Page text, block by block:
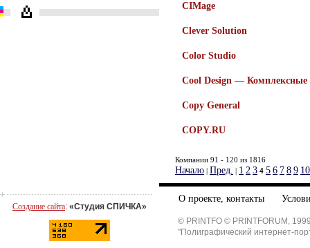
Создание сайта: «Студия СПИЧКА»
CIMage
Clever Solution
Color Studio
Cool Design —
Copy General
COPY.RU
Компании 91 - 120 из 1816
Начало | Пред. | 1 2 3 4 5 6 7 8 9 10
О проекте, контакты
© PRINTFO © PRINTFORUM,
"Полиграфический интернет-